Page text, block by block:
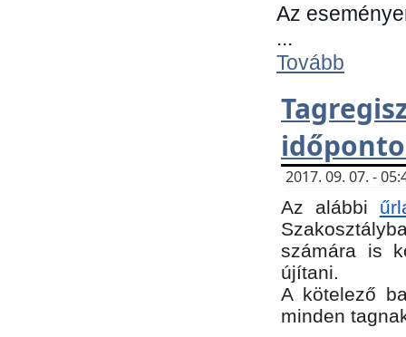
Az
...
Tovább
2017. 09. 07. -
Az alábbi
számára is
újítani.
​A kötelező
minden